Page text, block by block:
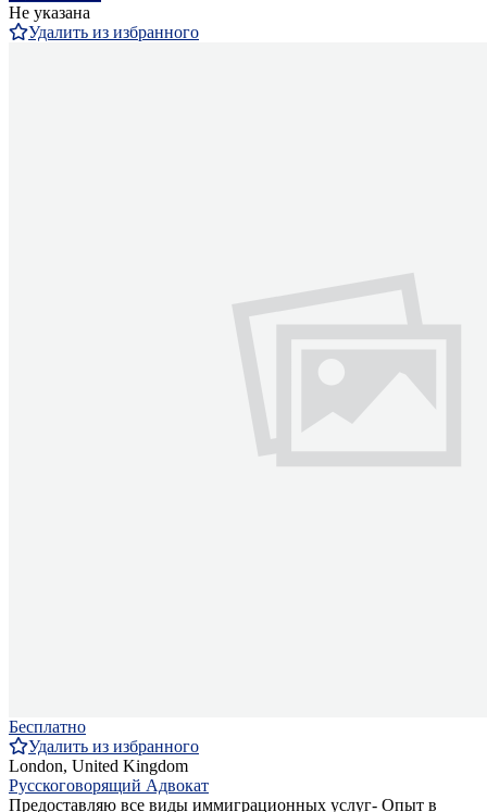
Не указана
Удалить из избранного
Бесплатно
Удалить из избранного
London, United Kingdom
Русскоговорящий Адвокат
Предоставляю все виды иммиграционных услуг- Опыт в